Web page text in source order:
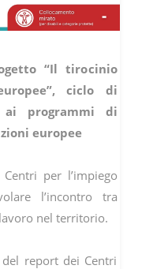
“Il tirocinio
ciclo di
ai programmi di
europee
per l’impiego
l’incontro tra
nel territorio.
report dei Centri